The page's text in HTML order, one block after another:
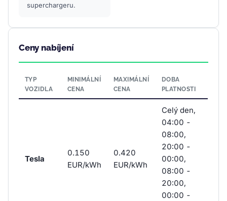
superchargeru.
Ceny nabíjení
TYP
VOZIDLA
MINIMÁLNÍ
CENA
MAXIMÁLNÍ
CENA
DOBA
PLATNOSTI
Tesla
0.150
EUR/kWh
0.420
EUR/kWh
Celý den,
04:00 -
08:00,
20:00 -
00:00,
08:00 -
20:00,
00:00 -